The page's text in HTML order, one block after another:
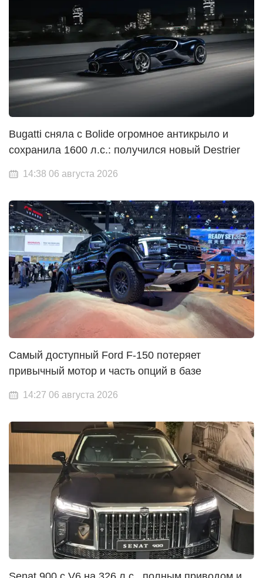
Bugatti сняла с Bolide огромное антикрыло и
сохранила 1600 л.с.: получился новый Destrier
14:38 06 августа 2026
Самый доступный Ford F-150 потеряет
привычный мотор и часть опций в базе
14:27 06 августа 2026